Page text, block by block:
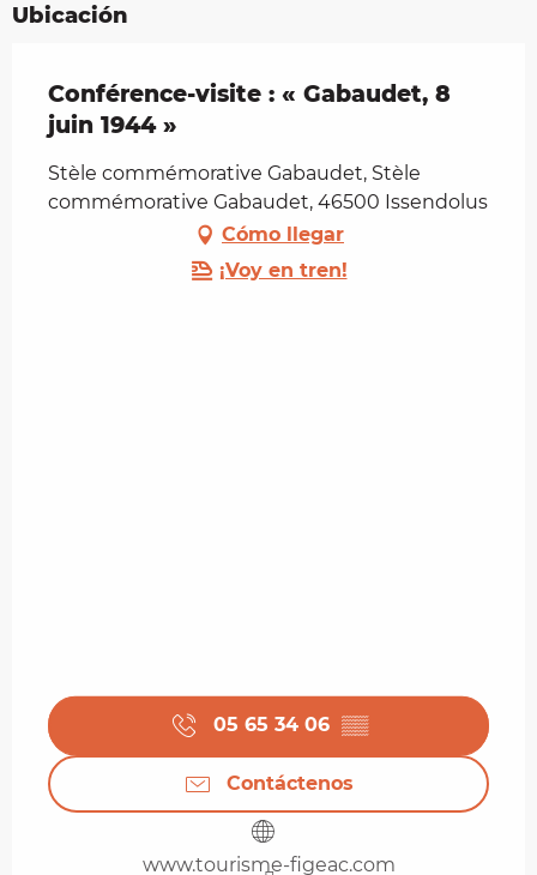
Ubicación
Conférence-visite : « Gabaudet, 8
juin 1944 »
Stèle commémorative Gabaudet, Stèle
commémorative Gabaudet, 46500 Issendolus
Cómo llegar
¡Voy en tren!
05 65 34 06 ▒▒
Contáctenos
www.tourisme-figeac.com